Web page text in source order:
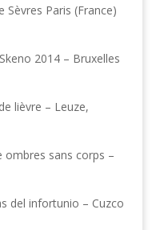
Sèvres Paris (France)
2014 – Bruxelles
lièvre – Leuze,
ombres sans corps –
del infortunio – Cuzco